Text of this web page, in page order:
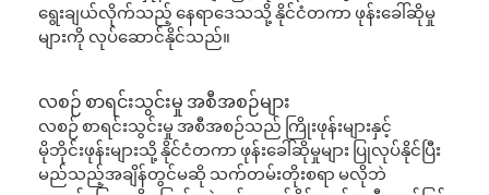
ရွေးချယ်လိုက်သည့် နေရာဒေသသို့ နိုင်ငံတကာ ဖုန်းခေါ်ဆိုမှု
များကို လုပ်ဆောင်နိုင်သည်။
လစဉ် စာရင်းသွင်းမှု အစီအစဉ်များ
လစဉ် စာရင်းသွင်းမှု အစီအစဉ်သည် ကြိုးဖုန်းများနှင့်
မိုဘိုင်းဖုန်းများသို့ နိုင်ငံတကာ ဖုန်းခေါ်ဆိုမှုများ ပြုလုပ်နိုင်ပြီး
မည်သည့်အချိန်တွင်မဆို သက်တမ်းတိုးစရာ မလိုဘဲ